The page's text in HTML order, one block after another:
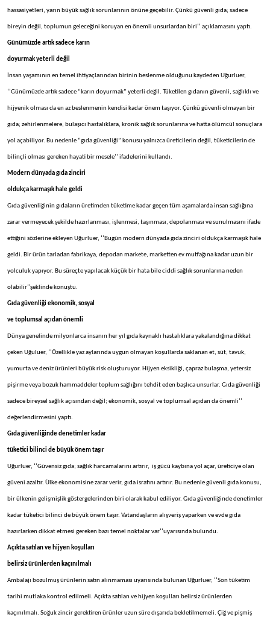
hassasiyetleri, yarın büyük sağlık sorunlarının önüne geçebilir. Çünkü güvenli gıda; sadece
bireyin değil, toplumun geleceğini koruyan en önemli unsurlardan biri’’ açıklamasını yaptı.
Günümüzde artık sadece karın
doyurmak yeterli değil
İnsan yaşamının en temel ihtiyaçlarından birinin beslenme olduğunu kaydeden Uğurluer,
‘’Günümüzde artık sadece “karın doyurmak” yeterli değil. Tüketilen gıdanın güvenli, sağlıklı ve
hijyenik olması da en az beslenmenin kendisi kadar önem taşıyor. Çünkü güvenli olmayan bir
gıda; zehirlenmelere, bulaşıcı hastalıklara, kronik sağlık sorunlarına ve hatta ölümcül sonuçlara
yol açabiliyor. Bu nedenle “gıda güvenliği” konusu yalnızca üreticilerin değil, tüketicilerin de
bilinçli olması gereken hayati bir mesele’’ ifadelerini kullandı.
Modern dünyada gıda zinciri
oldukça karmaşık hale geldi
Gıda güvenliğinin gıdaların üretimden tüketime kadar geçen tüm aşamalarda insan sağlığına
zarar vermeyecek şekilde hazırlanması, işlenmesi, taşınması, depolanması ve sunulmasını ifade
ettiğini sözlerine ekleyen Uğurluer, ‘’Bugün modern dünyada gıda zinciri oldukça karmaşık hale
geldi. Bir ürün tarladan fabrikaya, depodan markete, marketten ev mutfağına kadar uzun bir
yolculuk yapıyor. Bu süreçte yapılacak küçük bir hata bile ciddi sağlık sorunlarına neden
olabilir’’şeklinde konuştu.
Gıda güvenliği ekonomik, sosyal
ve toplumsal açıdan önemli
Dünya genelinde milyonlarca insanın her yıl gıda kaynaklı hastalıklara yakalandığına dikkat
çeken Uğuluer, ‘’Özellikle yaz aylarında uygun olmayan koşullarda saklanan et, süt, tavuk,
yumurta ve deniz ürünleri büyük risk oluşturuyor. Hijyen eksikliği, çapraz bulaşma, yetersiz
pişirme veya bozuk hammaddeler toplum sağlığını tehdit eden başlıca unsurlar. Gıda güvenliği
sadece bireysel sağlık açısından değil; ekonomik, sosyal ve toplumsal açıdan da önemli’’
değerlendirmesini yaptı.
Gıda güvenliğinde denetimler kadar
tüketici bilinci de büyük önem taşır
Uğurluer, ‘’Güvensiz gıda; sağlık harcamalarını artırır, iş gücü kaybına yol açar, üreticiye olan
güveni azaltır. Ülke ekonomisine zarar verir, gıda israfını artırır. Bu nedenle güvenli gıda konusu,
bir ülkenin gelişmişlik göstergelerinden biri olarak kabul ediliyor. Gıda güvenliğinde denetimler
kadar tüketici bilinci de büyük önem taşır. Vatandaşların alışveriş yaparken ve evde gıda
hazırlarken dikkat etmesi gereken bazı temel noktalar var’’uyarısında bulundu.
Açıkta satılan ve hijyen koşulları
belirsiz ürünlerden kaçınılmalı
Ambalajı bozulmuş ürünlerin satın alınmaması uyarısında bulunan Uğurluer, ‘’Son tüketim
tarihi mutlaka kontrol edilmeli. Açıkta satılan ve hijyen koşulları belirsiz ürünlerden
kaçınılmalı. Soğuk zincir gerektiren ürünler uzun süre dışarıda bekletilmemeli. Çiğ ve pişmiş